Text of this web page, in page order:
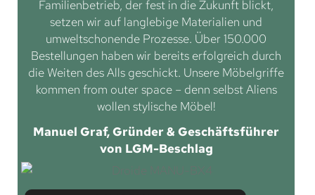
Familienbetrieb, der fest in die Zukunft blickt,
setzen wir auf langlebige Materialien und
umweltschonende Prozesse. Über 150.000
Bestellungen haben wir bereits erfolgreich durch
die Weiten des Alls geschickt. Unsere Möbelgriffe
kommen from outer space – denn selbst Aliens
wollen stylische Möbel!
Manuel Graf, Gründer & Geschäftsführer
von LGM-Beschlag